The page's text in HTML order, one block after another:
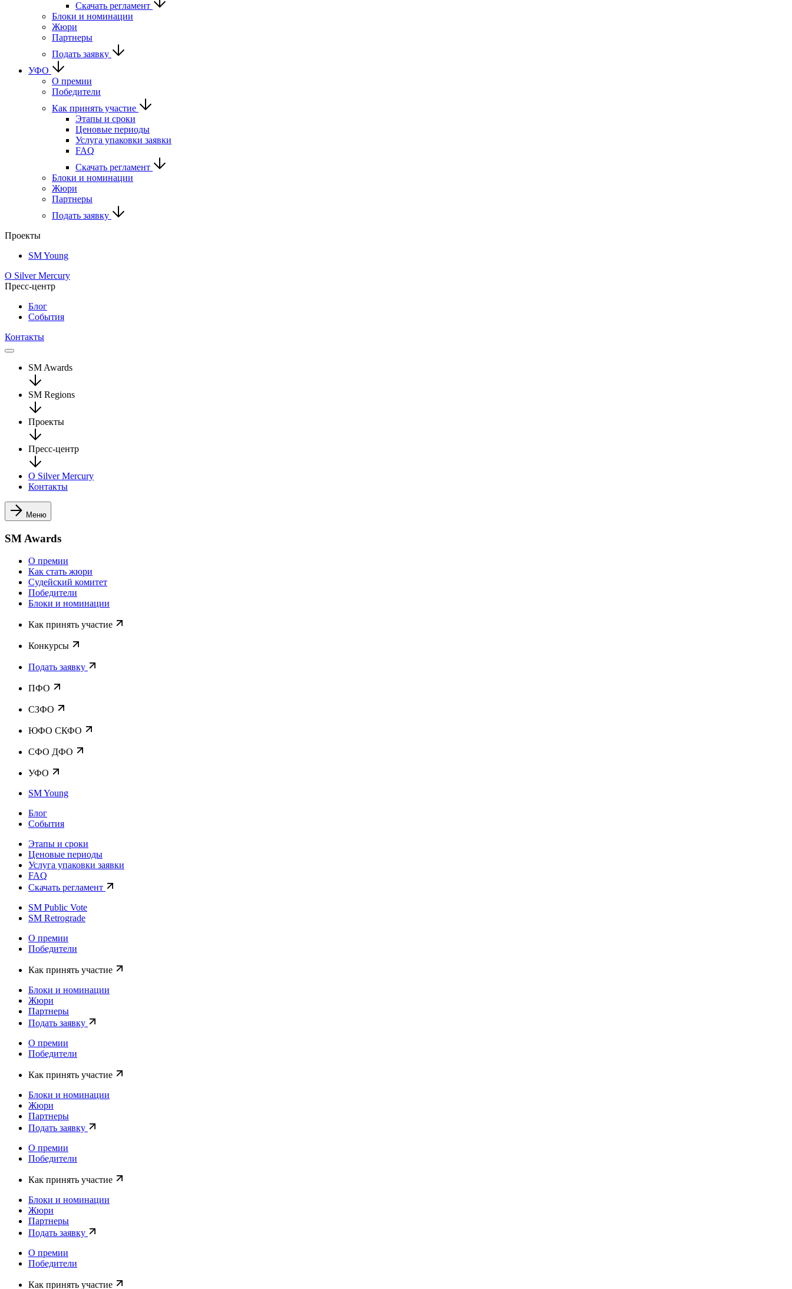
Скачать регламент
Блоки и номинации
Жюри
Партнеры
Подать заявку
УФО
О премии
Победители
Как принять участие
Этапы и сроки
Ценовые периоды
Услуга упаковки заявки
FAQ
Скачать регламент
Блоки и номинации
Жюри
Партнеры
Подать заявку
Проекты
SM Young
О Silver Mercury
Пресс-центр
Блог
События
Контакты
SM Awards
SM Regions
Проекты
Пресс-центр
О Silver Mercury
Контакты
Меню
SM Awards
О премии
Как стать жюри
Судейский комитет
Победители
Блоки и номинации
Как принять участие
Конкурсы
Подать заявку
ПФО
СЗФО
ЮФО СКФО
CФО ДФО
УФО
SM Young
Блог
События
Этапы и сроки
Ценовые периоды
Услуга упаковки заявки
FAQ
Скачать регламент
SM Public Vote
SM Retrograde
О премии
Победители
Как принять участие
Блоки и номинации
Жюри
Партнеры
Подать заявку
О премии
Победители
Как принять участие
Блоки и номинации
Жюри
Партнеры
Подать заявку
О премии
Победители
Как принять участие
Блоки и номинации
Жюри
Партнеры
Подать заявку
О премии
Победители
Как принять участие